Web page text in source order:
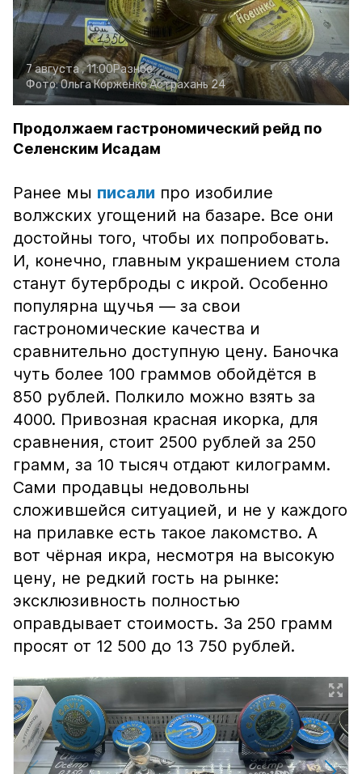
7 августа , 11:00Разное
Фото:Ольга КорженкоАстрахань 24
Продолжаем гастрономический рейд по
Селенским Исадам
Ранее мы писали про изобилие
волжских угощений на базаре. Все они
достойны того, чтобы их попробовать.
И, конечно, главным украшением стола
станут бутерброды с икрой. Особенно
популярна щучья — за свои
гастрономические качества и
сравнительно доступную цену. Баночка
чуть более 100 граммов обойдётся в
850 рублей. Полкило можно взять за
4000. Привозная красная икорка, для
сравнения, стоит 2500 рублей за 250
грамм, за 10 тысяч отдают килограмм.
Сами продавцы недовольны
сложившейся ситуацией, и не у каждого
на прилавке есть такое лакомство. А
вот чёрная икра, несмотря на высокую
цену, не редкий гость на рынке:
эксклюзивность полностью
оправдывает стоимость. За 250 грамм
просят от 12 500 до 13 750 рублей.